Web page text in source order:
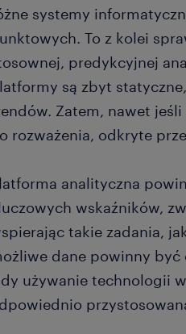
systemy
To z kolei
predykcyjnej
są zbyt
Zatem, nawet
rozważenia, odkryte
analityczna
wskaźników,
takie zadania,
dane powinny
używanie technologii